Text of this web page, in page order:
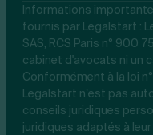
Informations
fournis par Legalstart :
SAS, RCS Paris n° 900
cabinet d'avocats ni un
Conformément à la loi n°
Legalstart n’est pas
conseils juridiques
juridiques adaptés à